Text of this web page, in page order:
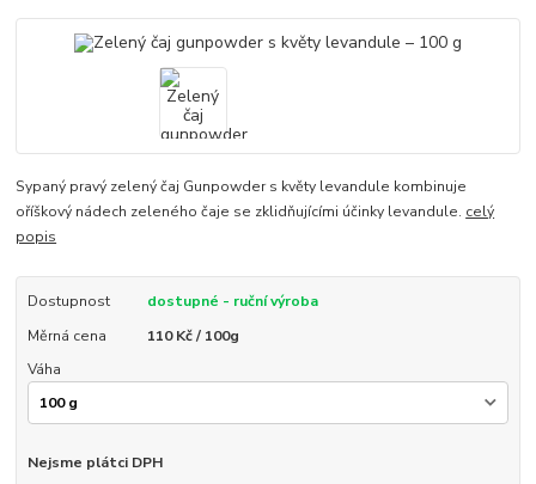
Sypaný pravý zelený čaj Gunpowder s květy levandule kombinuje
oříškový nádech zeleného čaje se zklidňujícími účinky levandule. celý
popis
Dostupnost
dostupné - ruční výroba
Měrná cena
110 Kč / 100g
Váha
Nejsme plátci DPH